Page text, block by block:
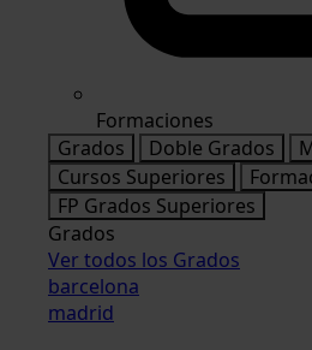
Formaciones
Grados
Doble Grados
Cursos Superiores
FP Grados Superiores
Grados
Ver todos los Grados
barcelona
madrid